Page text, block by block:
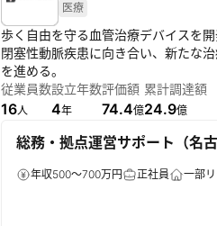
医療
歩く自由を守る血管治療デバイスを
閉塞性動脈疾患に向き合い、新たな
を進める。
従業員数
16人
設立年数
4年
評価額
74.4億
累計調達額
24.9億
総務・拠点運営サポート（名古
年収500～700万円 正社員 一部